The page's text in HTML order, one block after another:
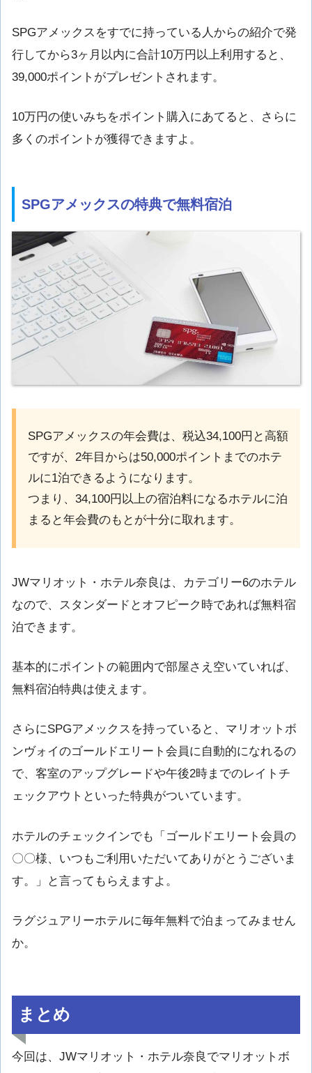
SPGアメックスをすでに持っている人からの紹介で発
行してから3ヶ月以内に合計10万円以上利用すると、
39,000ポイントがプレゼントされます。
10万円の使いみちをポイント購入にあてると、さらに
多くのポイントが獲得できますよ。
SPGアメックスの特典で無料宿泊
SPGアメックスの年会費は、税込34,100円と高額
ですが、2年目からは50,000ポイントまでのホテ
ルに1泊できるようになります。
つまり、34,100円以上の宿泊料になるホテルに泊
まると年会費のもとが十分に取れます。
JWマリオット・ホテル奈良は、カテゴリー6のホテル
なので、スタンダードとオフピーク時であれば無料宿
泊できます。
基本的にポイントの範囲内で部屋さえ空いていれば、
無料宿泊特典は使えます。
さらにSPGアメックスを持っていると、マリオットボ
ンヴォイのゴールドエリート会員に自動的になれるの
で、客室のアップグレードや午後2時までのレイトチ
ェックアウトといった特典がついています。
ホテルのチェックインでも「ゴールドエリート会員の
〇〇様、いつもご利用いただいてありがとうございま
す。」と言ってもらえますよ。
ラグジュアリーホテルに毎年無料で泊まってみません
か。
まとめ
今回は、JWマリオット・ホテル奈良でマリオットボ